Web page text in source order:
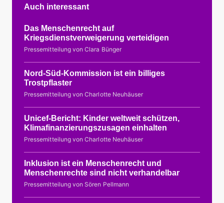
Auch interessant
Das Menschenrecht auf
Kriegsdienstverweigerung verteidigen
Pressemitteilung von Clara Bünger
Nord-Süd-Kommission ist ein billiges
Trostpflaster
Pressemitteilung von Charlotte Neuhäuser
Unicef-Bericht: Kinder weltweit schützen,
Klimafinanzierungszusagen einhalten
Pressemitteilung von Charlotte Neuhäuser
Inklusion ist ein Menschenrecht und
Menschenrechte sind nicht verhandelbar
Pressemitteilung von Sören Pellmann